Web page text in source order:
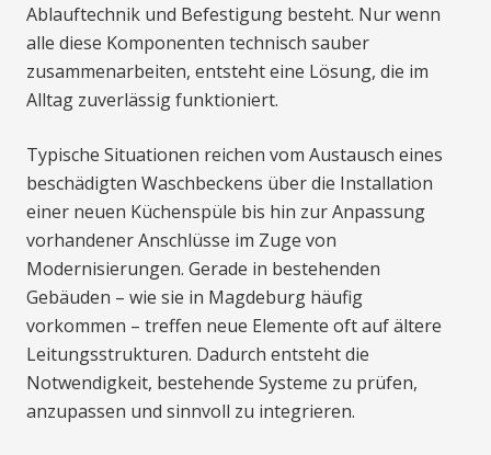
Ablauftechnik und Befestigung besteht. Nur wenn
alle diese Komponenten technisch sauber
zusammenarbeiten, entsteht eine Lösung, die im
Alltag zuverlässig funktioniert.
Typische Situationen reichen vom Austausch eines
beschädigten Waschbeckens über die Installation
einer neuen Küchenspüle bis hin zur Anpassung
vorhandener Anschlüsse im Zuge von
Modernisierungen. Gerade in bestehenden
Gebäuden – wie sie in Magdeburg häufig
vorkommen – treffen neue Elemente oft auf ältere
Leitungsstrukturen. Dadurch entsteht die
Notwendigkeit, bestehende Systeme zu prüfen,
anzupassen und sinnvoll zu integrieren.